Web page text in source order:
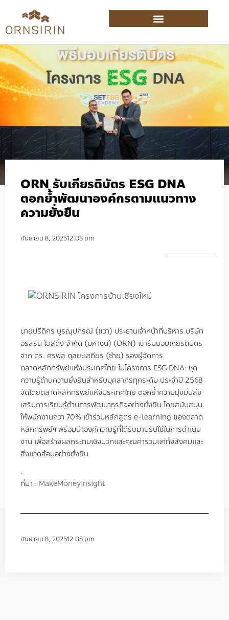
ORN รับเกียรติบัตร ESG DNA
ตอกย้ำพัฒนาองค์กรตามแนวทาง
ความยั่งยืน
กันยายน 8, 202512:08 pm
นายปรีดิกร บูรณุปกรณ์ (ขวา) ประธานเจ้าหน้าที่บริหาร บริษัท
อรสิริน โฮลดิ้ง จํากัด (มหาชน) (ORN) เข้ารับมอบเกียรติบัตร
จาก ดร. ศรพล ตุลยะเสถียร (ซ้าย) รองผู้จัดการ
ตลาดหลักทรัพย์แห่งประเทศไทย ในโครงการ ESG DNA: ชุด
ความรู้ด้านความยั่งยืนสำหรับบุคลากรทุกระดับ ประจำปี 2568
จัดโดยตลาดหลักทรัพย์แห่งประเทศไทย ตอกย้ำความมุ่งมั่นส่ง
เสริมการเรียนรู้ด้านการพัฒนาธุรกิจอย่างยั่งยืน โดยสนับสนุน
ให้พนักงานกว่า 70% เข้าร่วมหลักสูตร e-learning ของตลาด
หลักทรัพย์ฯ พร้อมนําองค์ความรู้ที่ได้รับมาปรับใช้ในการดำเนิน
งาน เพื่อสร้างผลกระทบเชิงบวกและคุณค่าร่วมแก่ทั้งสังคมและ
สิ่งแวดล้อมอย่างยั่งยืน
.
ที่มา : MakeMoneyInsight
กันยายน 8, 202512:08 pm